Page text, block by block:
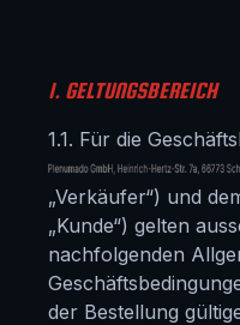
1. GELTUNGSBEREICH
1.1. Für die
„Verkäufer“) und
„Kunde“) gelten
nachfolgenden
der Bestellung